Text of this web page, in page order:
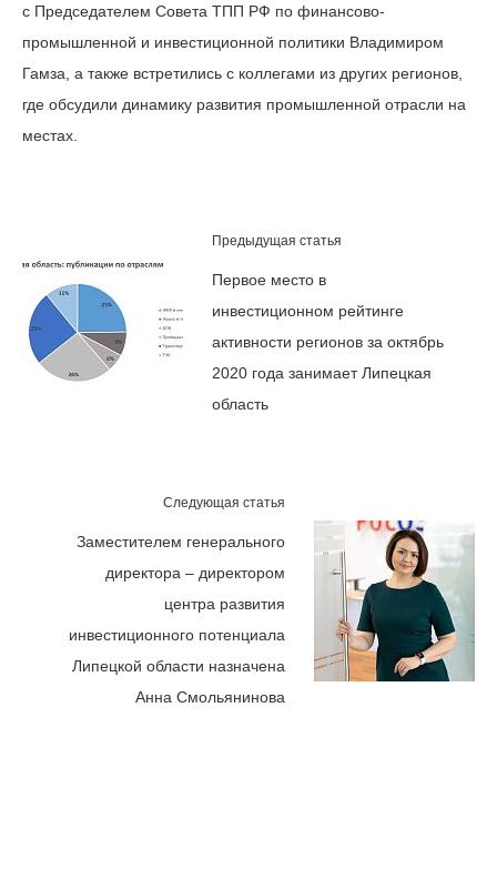
с Председателем Совета ТПП РФ по финансово-
промышленной и инвестиционной политики Владимиром
Гамза, а также встретились с коллегами из других регионов,
где обсудили динамику развития промышленной отрасли на
местах.
Предыдущая статья
Первое место в
инвестиционном рейтинге
активности регионов за октябрь
2020 года занимает Липецкая
область
Следующая статья
Заместителем генерального
директора – директором
центра развития
инвестиционного потенциала
Липецкой области назначена
Анна Смольянинова